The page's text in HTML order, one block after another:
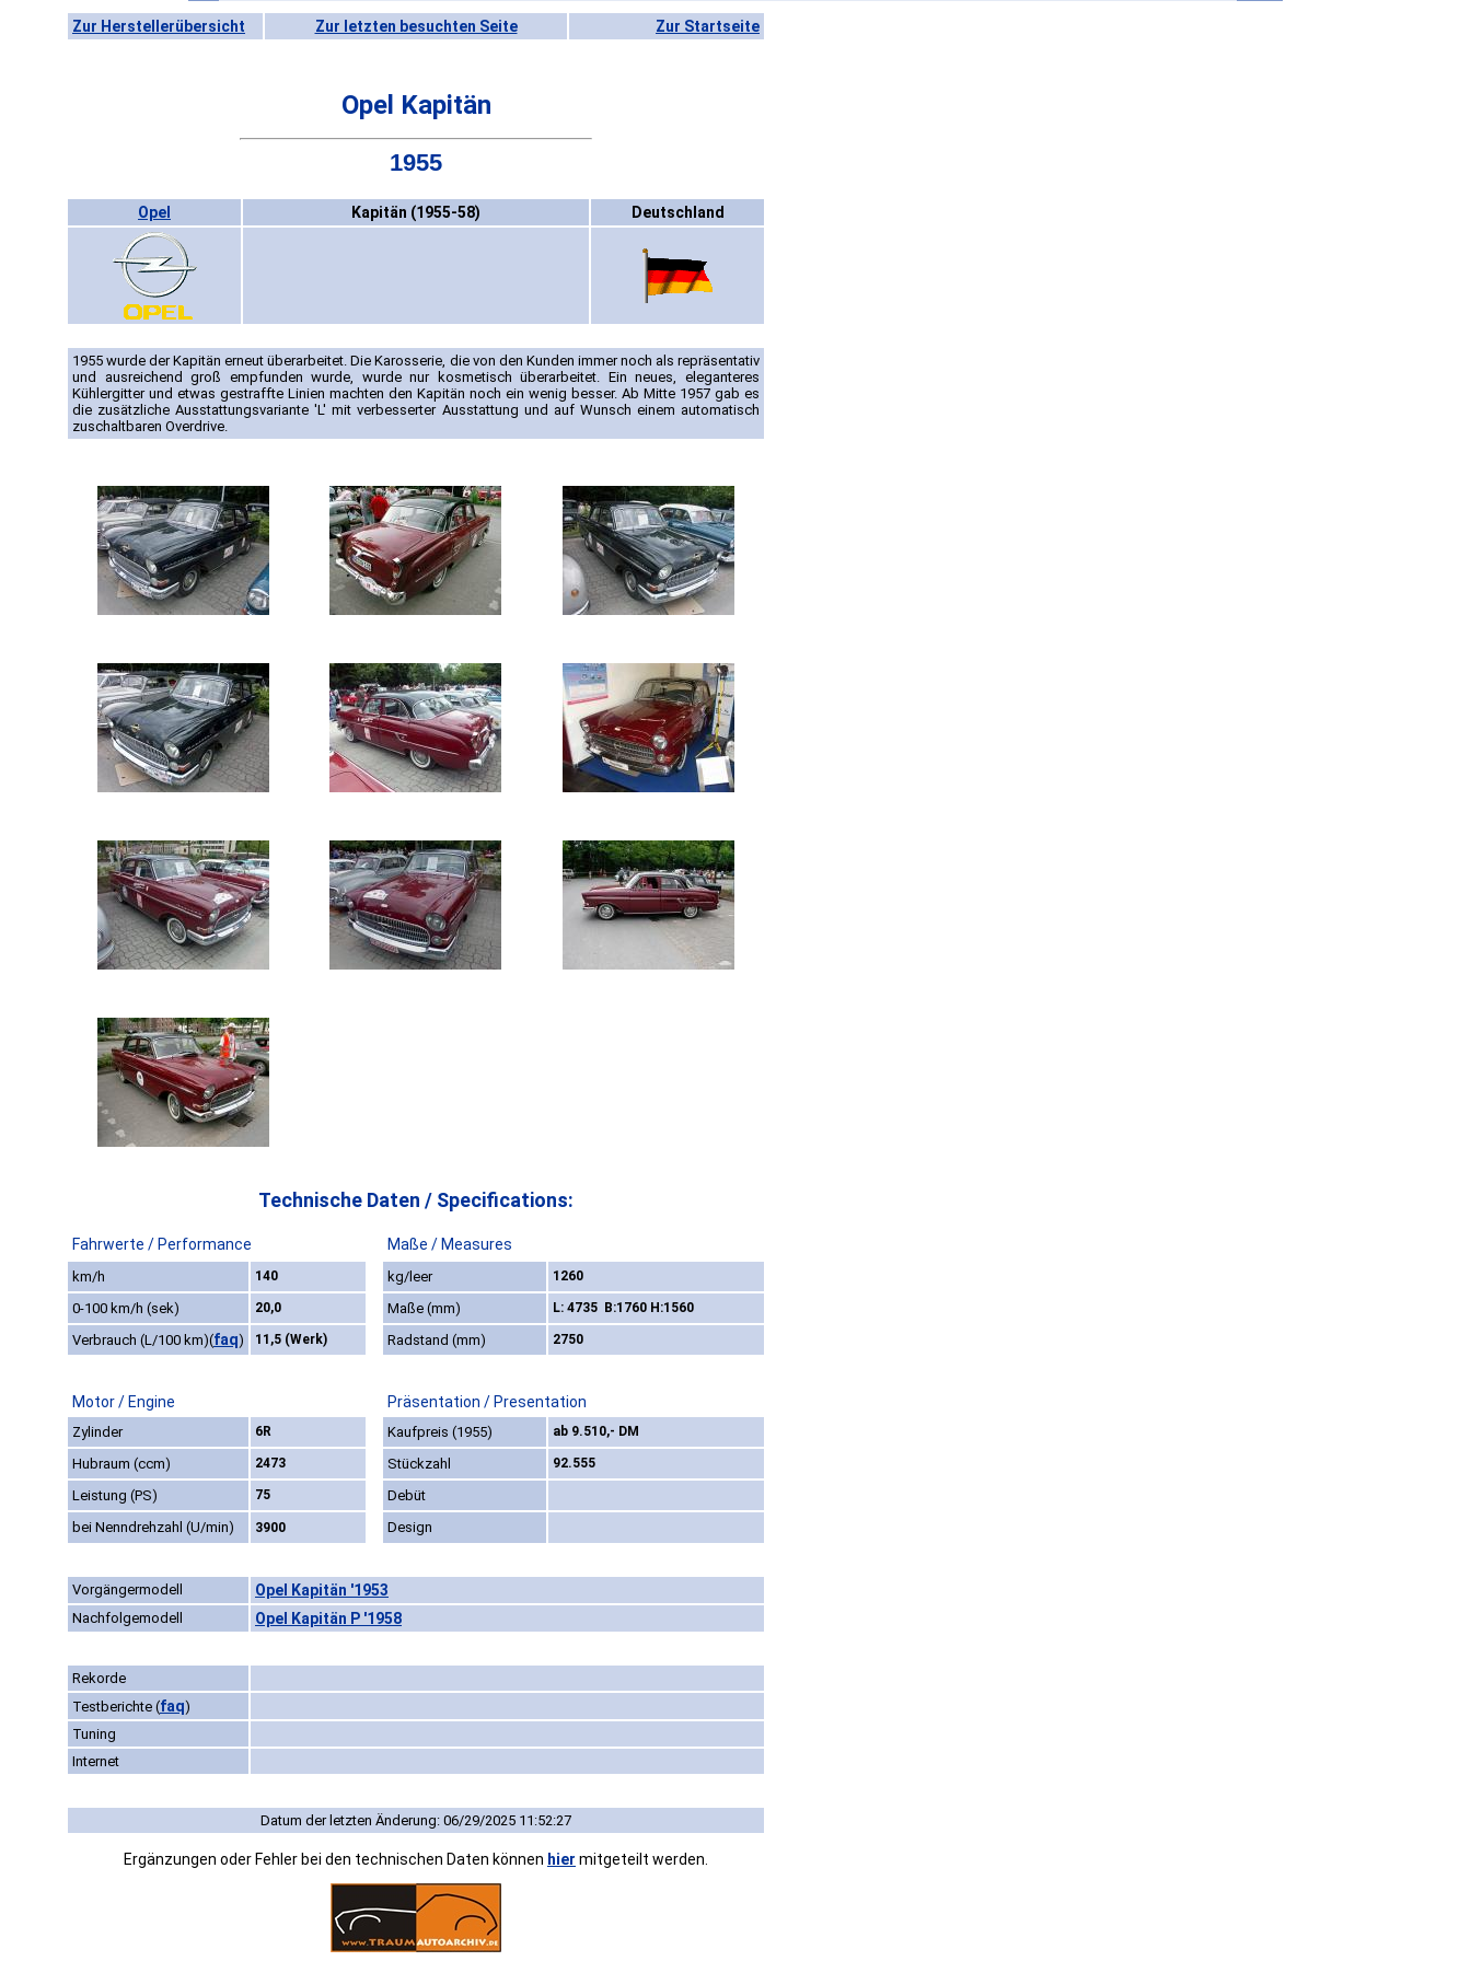
Zur Herstellerübersicht Zur letzten besuchten Seite Zur Startseite
Opel Kapitän
1955
Opel Kapitän (1955-58) Deutschland
1955 wurde der Kapitän erneut überarbeitet. Die Karosserie, die von den Kunden immer noch als repräsentativ
und ausreichend groß empfunden wurde, wurde nur kosmetisch überarbeitet. Ein neues, eleganteres
Kühlergitter und etwas gestraffte Linien machten den Kapitän noch ein wenig besser. Ab Mitte 1957 gab es
die zusätzliche Ausstattungsvariante 'L' mit verbesserter Ausstattung und auf Wunsch einem automatisch
zuschaltbaren Overdrive.
Technische Daten / Specifications:
Fahrwerte / Performance Maße / Measures
km/h 140 kg/leer 1260
0-100 km/h (sek) 20,0 Maße (mm) L: 4735 B:1760 H:1560
Verbrauch (L/100 km)(faq) 11,5 (Werk) Radstand (mm) 2750
Motor / Engine Präsentation / Presentation
Zylinder 6R Kaufpreis (1955) ab 9.510,- DM
Hubraum (ccm) 2473 Stückzahl 92.555
Leistung (PS) 75
Debüt
bei Nenndrehzahl (U/min)
3900 Design
Vorgängermodell Opel Kapitän '1953
Nachfolgemodell Opel Kapitän P '1958
Rekorde
Testberichte (faq)
Tuning
Internet
Datum der letzten Änderung: 06/29/2025 11:52:27
Ergänzungen oder Fehler bei den technischen Daten können hier mitgeteilt werden.